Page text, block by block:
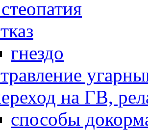
гнездо
на ГВ,
способы